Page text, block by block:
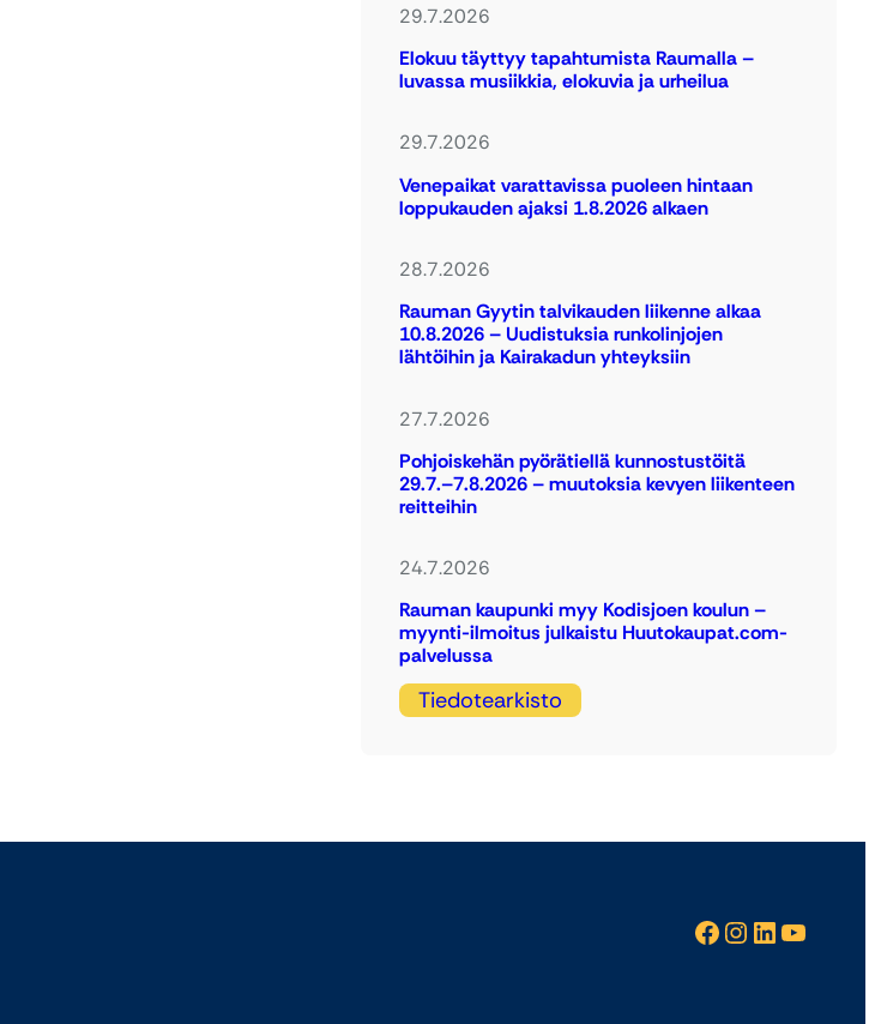
29.7.2026
Elokuu täyttyy tapahtumista Raumalla –
luvassa musiikkia, elokuvia ja urheilua
29.7.2026
Venepaikat varattavissa puoleen hintaan
loppukauden ajaksi 1.8.2026 alkaen
28.7.2026
Rauman Gyytin talvikauden liikenne alkaa
10.8.2026 – Uudistuksia runkolinjojen
lähtöihin ja Kairakadun yhteyksiin
27.7.2026
Pohjoiskehän pyörätiellä kunnostustöitä
29.7.–7.8.2026 – muutoksia kevyen liikenteen
reitteihin
24.7.2026
Rauman kaupunki myy Kodisjoen koulun –
myynti-ilmoitus julkaistu Huutokaupat.com-
palvelussa
Tiedotearkisto
Facebook InstagramLinkedIn YouTube